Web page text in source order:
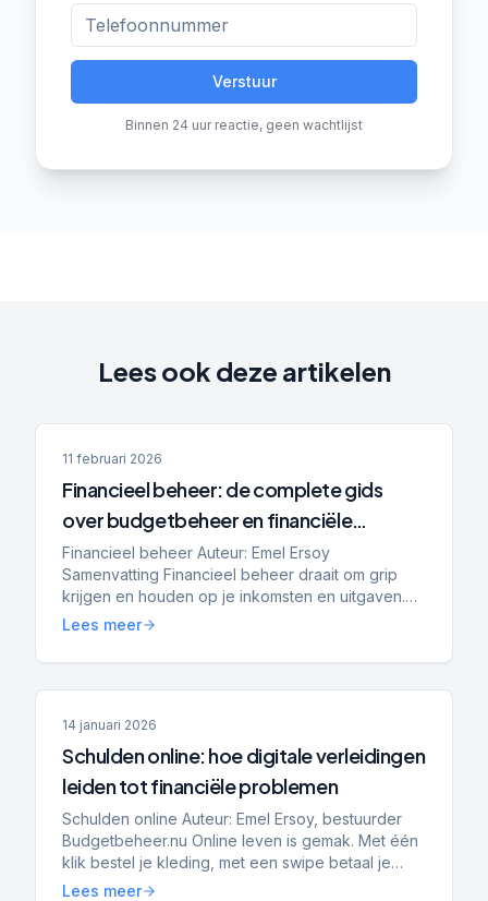
Verstuur
Binnen 24 uur reactie, geen wachtlijst
Lees ook deze artikelen
11 februari 2026
Financieel beheer: de complete gids
over budgetbeheer en financiële
planning
Financieel beheer Auteur: Emel Ersoy
Samenvatting Financieel beheer draait om grip
krijgen en houden op je inkomsten en uitgaven.
Budgetbeheer helpt bij stabilisatie, het voorkomen
Lees meer
14 januari 2026
Schulden online: hoe digitale verleidingen
leiden tot financiële problemen
Schulden online Auteur: Emel Ersoy, bestuurder
Budgetbeheer.nu Online leven is gemak. Met één
klik bestel je kleding, met een swipe betaal je
achteraf en met een app heb je direct inzicht in je
Lees meer